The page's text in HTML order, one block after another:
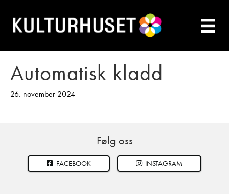
Automatisk kladd
26. november 2024
Følg oss
FACEBOOK INSTAGRAM